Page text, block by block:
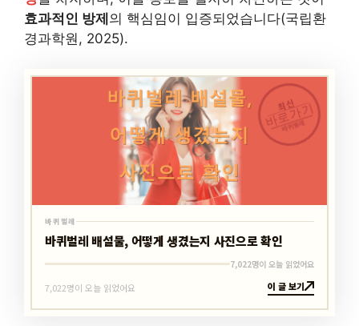
효과적인 방제의 핵심임이 입증되었습니다(국립환
경과학원, 2025).
최신
바로가기
바퀴벌레
바퀴벌레
바퀴벌레 배설물, 어떻게 생겼는지 사진으로 확인
7,022명이 오늘 읽었어요
7,022명이 오늘 읽었어요 이 글 보기